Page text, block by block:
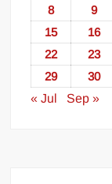
8
9
15
16
22
23
29
30
« Jul
Sep »